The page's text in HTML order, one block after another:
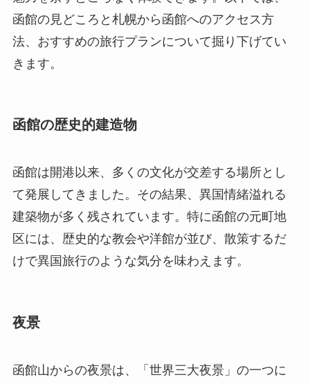
函館の見どころと札幌から函館へのアクセス方
法、おすすめの旅行プランについて掘り下げてい
きます。
函館の歴史的建造物
函館は開港以来、多くの文化が交差する場所とし
て発展してきました。その結果、異国情緒溢れる
建築物が多く残されています。特に函館の元町地
区には、歴史的な教会や洋館が並び、散策するだ
けで異国旅行のような気分を味わえます。
夜景
函館山からの夜景は、「世界三大夜景」の一つに